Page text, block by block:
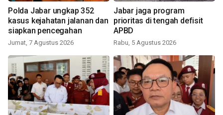
Polda Jabar ungkap 352
kasus kejahatan jalanan dan
siapkan pencegahan
Jumat, 7 Agustus 2026
Jabar jaga program
prioritas di tengah defisit
APBD
Rabu, 5 Agustus 2026